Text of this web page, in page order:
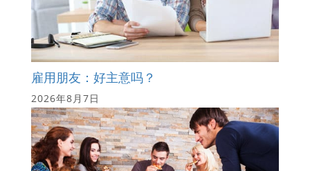
雇用朋友：好主意吗？
2026年8月7日